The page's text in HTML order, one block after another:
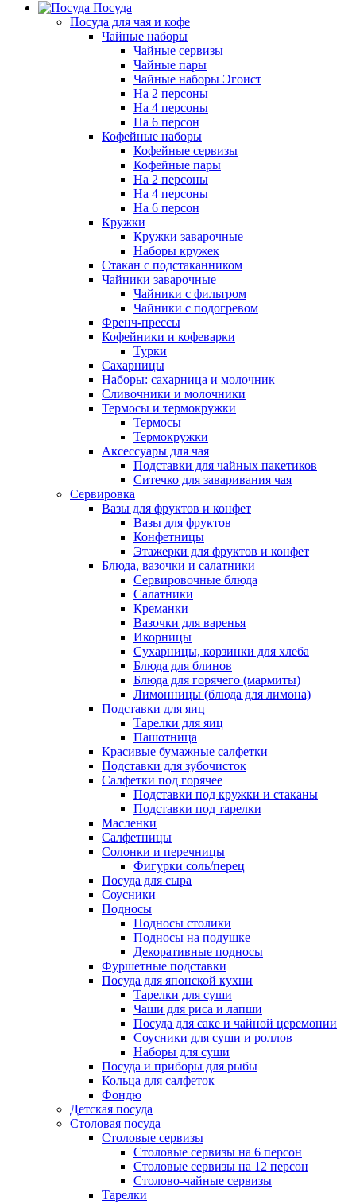
Посуда
Посуда для чая и кофе
Чайные наборы
Чайные сервизы
Чайные пары
Чайные наборы Эгоист
На 2 персоны
На 4 персоны
На 6 персон
Кофейные наборы
Кофейные сервизы
Кофейные пары
На 2 персоны
На 4 персоны
На 6 персон
Кружки
Кружки заварочные
Наборы кружек
Стакан с подстаканником
Чайники заварочные
Чайники с фильтром
Чайники с подогревом
Френч-прессы
Кофейники и кофеварки
Турки
Сахарницы
Наборы: сахарница и молочник
Сливочники и молочники
Термосы и термокружки
Термосы
Термокружки
Аксессуары для чая
Подставки для чайных пакетиков
Ситечко для заваривания чая
Сервировка
Вазы для фруктов и конфет
Вазы для фруктов
Конфетницы
Этажерки для фруктов и конфет
Блюда, вазочки и салатники
Сервировочные блюда
Салатники
Креманки
Вазочки для варенья
Икорницы
Сухарницы, корзинки для хлеба
Блюда для блинов
Блюда для горячего (мармиты)
Лимонницы (блюда для лимона)
Подставки для яиц
Тарелки для яиц
Пашотница
Красивые бумажные салфетки
Подставки для зубочисток
Салфетки под горячее
Подставки под кружки и стаканы
Подставки под тарелки
Масленки
Салфетницы
Солонки и перечницы
Фигурки соль/перец
Посуда для сыра
Соусники
Подносы
Подносы столики
Подносы на подушке
Декоративные подносы
Фуршетные подставки
Посуда для японской кухни
Тарелки для суши
Чаши для риса и лапши
Посуда для саке и чайной церемонии
Соусники для суши и роллов
Наборы для суши
Посуда и приборы для рыбы
Кольца для салфеток
Фондю
Детская посуда
Столовая посуда
Столовые сервизы
Столовые сервизы на 6 персон
Столовые сервизы на 12 персон
Столово-чайные сервизы
Тарелки